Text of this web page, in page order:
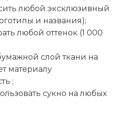
любой эксклюзивный
и названия);
любой оттенок (1 000
слой ткани на
материалу
;
сукно на любых